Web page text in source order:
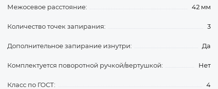
Межосевое расстояние: 42 мм
Количество точек запирания: 3
Дополнительное запирание изнутри: Да
Комплектуется поворотной ручкой/вертушкой: Нет
Класс по ГОСТ: 4